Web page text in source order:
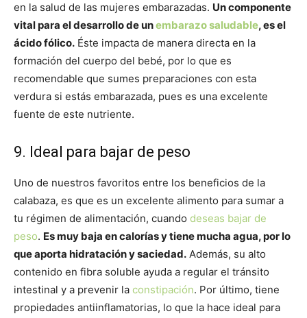
en la salud de las mujeres embarazadas. Un componente
vital para el desarrollo de unembarazo saludable, es el
ácido fólico. Éste impacta de manera directa en la
formación del cuerpo del bebé, por lo que es
recomendable que sumes preparaciones con esta
verdura si estás embarazada, pues es una excelente
fuente de este nutriente.
9. Ideal para bajar de peso
Uno de nuestros favoritos entre los beneficios de la
calabaza, es que es un excelente alimento para sumar a
tu régimen de alimentación, cuando deseas bajar de
peso. Es muy baja en calorías y tiene mucha agua, por lo
que aporta hidratación y saciedad. Además, su alto
contenido en fibra soluble ayuda a regular el tránsito
intestinal y a prevenir la constipación. Por último, tiene
propiedades antiinflamatorias, lo que la hace ideal para